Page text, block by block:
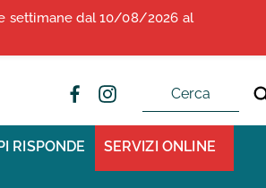
ALBO OPI ANCONA CONVENZIONI
RISPONDE SERVIZI ONLINE
settimane dal 10/08/2026 al